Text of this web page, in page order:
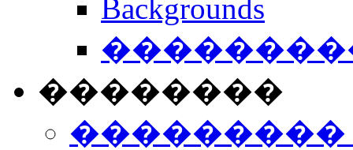
Backgrounds
��������
���������